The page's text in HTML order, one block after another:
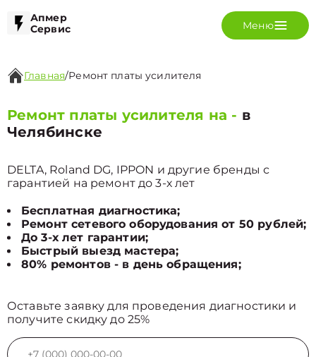
Апмер
Сервис
Меню
Главная/Ремонт платы усилителя
Ремонт платы усилителя на - в
Челябинске
DELTA, Roland DG, IPPON и другие бренды с
гарантией на ремонт до 3-х лет
Бесплатная диагностика;
Ремонт сетевого оборудования от 50 рублей;
До 3-х лет гарантии;
Быстрый выезд мастера;
80% ремонтов - в день обращения;
Оставьте заявку для проведения диагностики и
получите скидку до 25%